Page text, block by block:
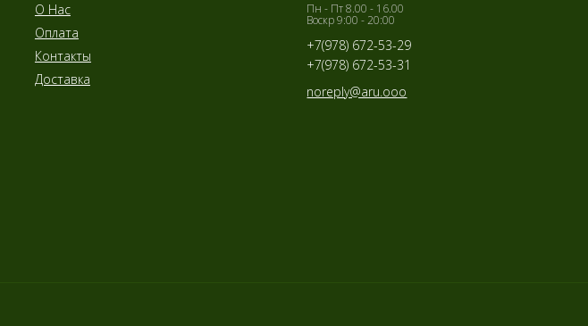
О Нас
Оплата
Контакты
Доставка
Пн - Пт 8.00 - 16.00
Воскр 9:00 - 20:00
+7(978) 672-53-29
+7(978) 672-53-31
noreply@aru.ooo